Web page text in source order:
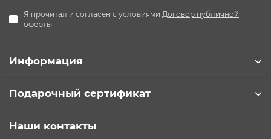
Я прочитал и согласен с условиями Договор публичной
оферты
Информация
Подарочный сертификат
Наши контакты